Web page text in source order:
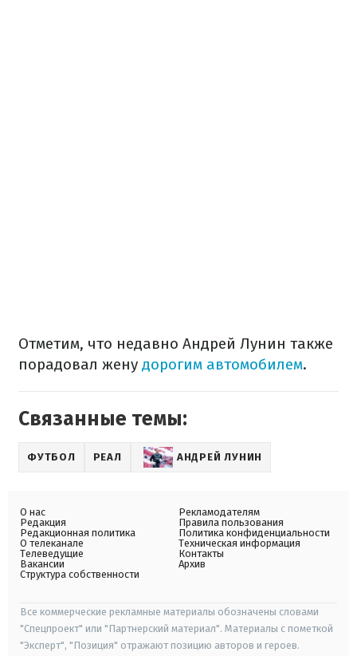
Отметим, что недавно Андрей Лунин также
порадовал жену дорогим автомобилем.
Связанные темы:
ФУТБОЛ РЕАЛ АНДРЕЙ ЛУНИН
О нас
Редакция
Редакционная политика
О телеканале
Телеведущие
Вакансии
Структура собственности
Рекламодателям
Правила пользования
Политика конфиденциальности
Техническая информация
Контакты
Архив
Все коммерческие рекламные материалы обозначены словами
"Спецпроект" или "Партнерский материал". Материалы с пометкой
"Эксперт", "Позиция" отражают позицию авторов и героев.